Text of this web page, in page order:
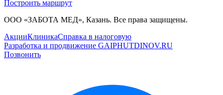
Построить маршрут
ООО «ЗАБОТА МЕД», Казань. Все права защищены.
АкцииКлиникаСправка в налоговую
Разработка и продвижение GAIPHUTDINOV.RU
Позвонить